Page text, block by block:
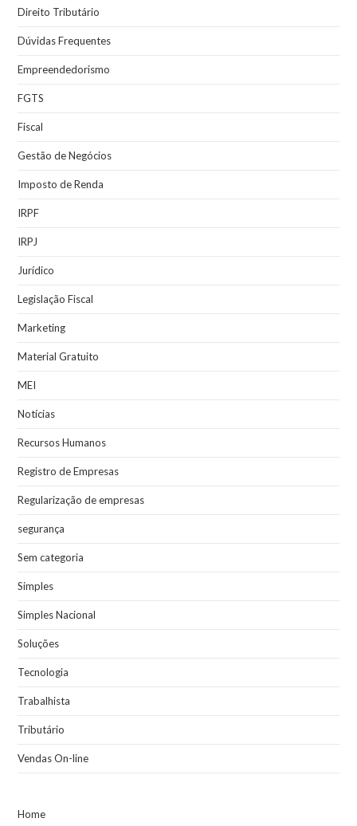
Direito Tributário
Dúvidas Frequentes
Empreendedorismo
FGTS
Fiscal
Gestão de Negócios
Imposto de Renda
IRPF
IRPJ
Jurídico
Legislação Fiscal
Marketing
Material Gratuito
MEI
Notícias
Recursos Humanos
Registro de Empresas
Regularização de empresas
segurança
Sem categoria
Simples
Simples Nacional
Soluções
Tecnologia
Trabalhista
Tributário
Vendas On-line
Home